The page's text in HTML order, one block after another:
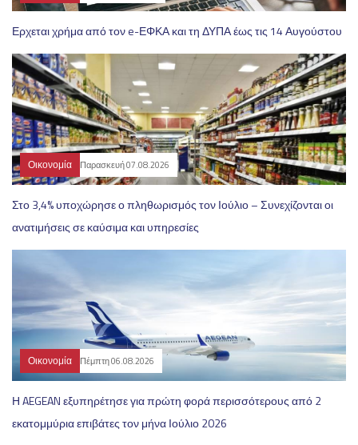
Ερχεται χρήμα από τον e-ΕΦΚΑ και τη ΔΥΠΑ έως τις 14 Αυγούστου
Οικονομία Παρασκευή 07.08.2026
Στο 3,4% υποχώρησε ο πληθωρισμός τον Ιούλιο – Συνεχίζονται οι
ανατιμήσεις σε καύσιμα και υπηρεσίες
Οικονομία Πέμπτη 06.08.2026
Η AEGEAN εξυπηρέτησε για πρώτη φορά περισσότερους από 2
εκατομμύρια επιβάτες τον μήνα Ιούλιο 2026